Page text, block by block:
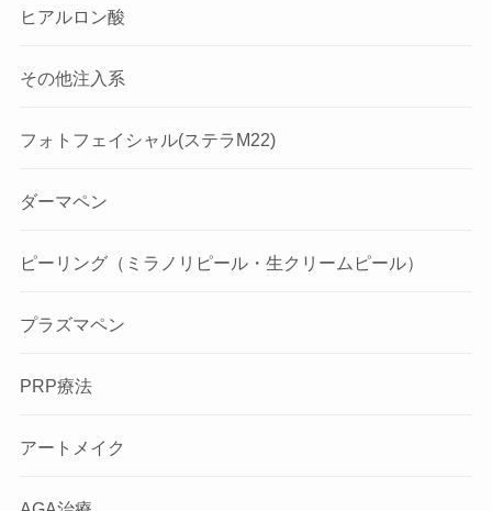
ヒアルロン酸
その他注入系
フォトフェイシャル(ステラM22)
ダーマペン
ピーリング（ミラノリピール・生クリームピール）
プラズマペン
PRP療法
アートメイク